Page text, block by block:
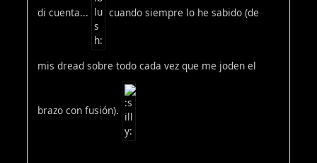
di cuenta... cuando siempre lo he sabido (de
mis dread sobre todo cada vez que me joden el
brazo con fusión).